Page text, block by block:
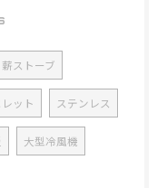
薪ストーブ
ット ステンレス
大型冷風機